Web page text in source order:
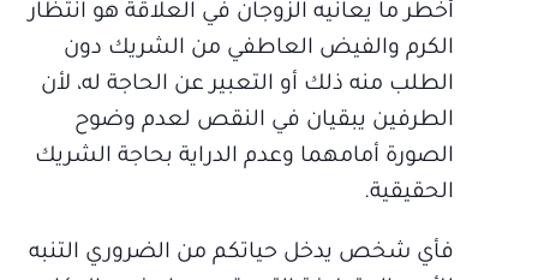
أخطر ما يعانيه الزوجان في العلاقة هو انتظار
الكرم والفيض العاطفي من الشريك دون
الطلب منه ذلك أو التعبير عن الحاجة له، لأن
الطرفين يبقيان في النقص لعدم وضوح
الصورة أمامهما وعدم الدراية بحاجة الشريك
الحقيقية.
فأي شخص يدخل حياتكم من الضروري التنبه